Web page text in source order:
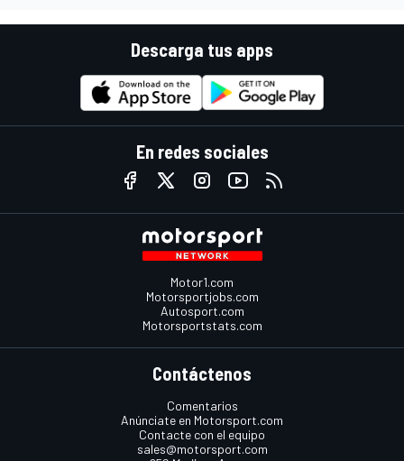
Descarga tus apps
En redes sociales
Motor1.com
Motorsportjobs.com
Autosport.com
Motorsportstats.com
Contáctenos
Comentarios
Anúnciate en Motorsport.com
Contacte con el equipo
sales@motorsport.com